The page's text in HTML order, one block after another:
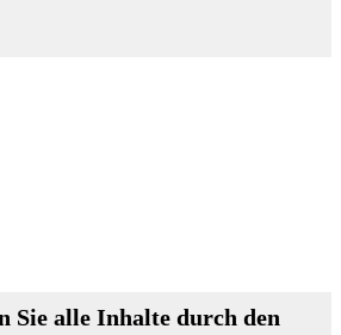
Sie alle Inhalte durch den